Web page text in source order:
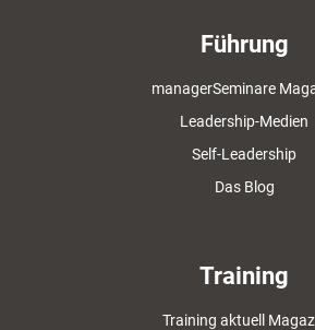
Führung
managerSeminare
Leadership-Medien
Self-Leadership
Das Blog
Training
Training aktuell